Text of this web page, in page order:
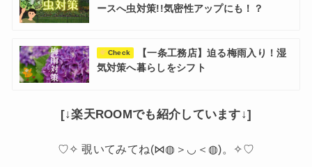
ースへ虫対策!!気密性アップにも！？
Check
【一条工務店】迫る梅雨入り！湿
気対策へ暮らしをシフト
[↓楽天ROOMでも紹介しています↓]
♡✧ 覗いてみてね(⋈◍＞◡＜◍)。✧♡